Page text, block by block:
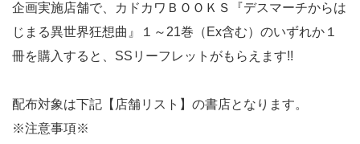
企画実施店舗で、カドカワＢＯＯＫＳ『デスマーチからは
じまる異世界狂想曲』１～21巻（Ex含む）のいずれか１
冊を購入すると、SSリーフレットがもらえます!!
配布対象は下記【店舗リスト】の書店となります。
※注意事項※